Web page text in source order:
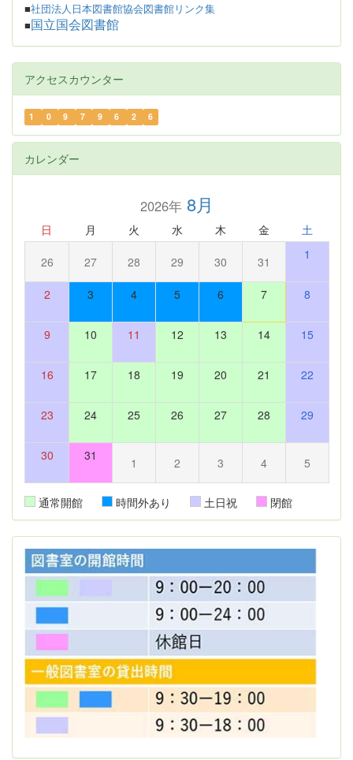
■社団法人日本図書館協会図書館リンク集
■ 国立国会図書館
アクセスカウンター
1 0 9 7 9 6 2 6
カレンダー
2026年8月
日 月 火 水 木 金 土
26 27 28 29 30 31 1
2 3 4 5 6 7 8
9 10 11 12 13 14 15
16 17 18 19 20 21 22
23 24 25 26 27 28 29
30 31 1 2 3 4 5
通常開館 時間外あり 土日祝 閉館